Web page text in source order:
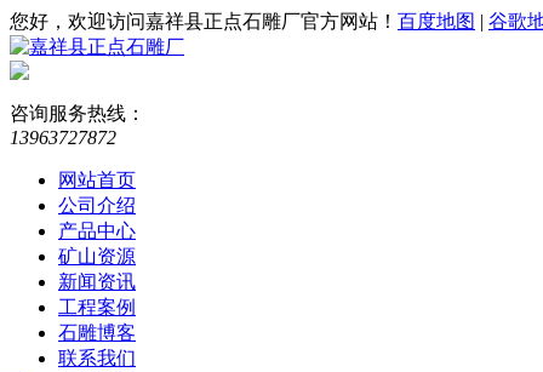
您好，欢迎访问嘉祥县正点石雕厂官方网站！ 百度地图 | 谷歌
咨询服务热线：
13963727872
网站首页
公司介绍
产品中心
矿山资源
新闻资讯
工程案例
石雕博客
联系我们